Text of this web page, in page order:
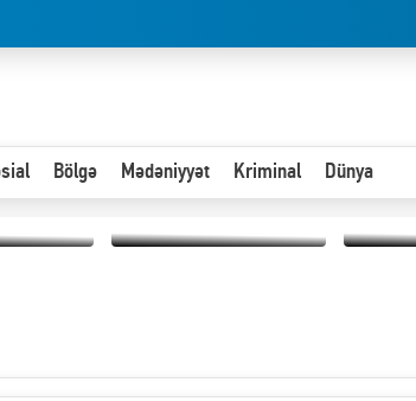
Bölgə Mədəniyyət Kriminal Dünya